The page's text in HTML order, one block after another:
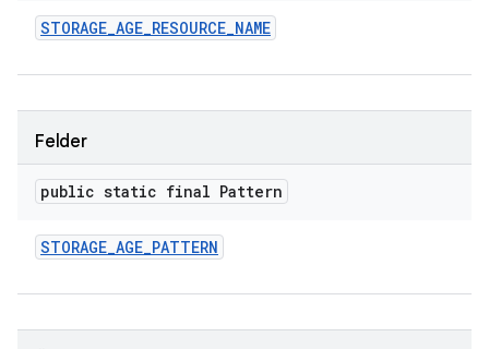
STORAGE_AGE_RESOURCE_NAME
Felder
public static final Pattern
STORAGE_AGE_PATTERN